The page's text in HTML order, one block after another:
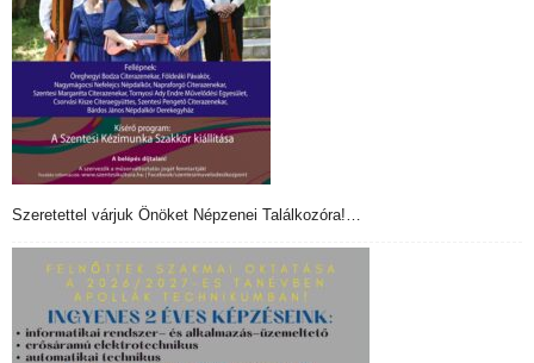
Szeretettel várjuk Önöket Népzenei Találkozóra!…